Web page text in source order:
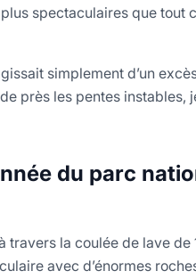
spectaculaires que tout
simplement d’un
près les pentes instables,
du parc
travers la coulée de lave de
avec d’énormes